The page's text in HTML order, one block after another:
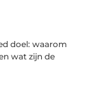
doel: waarom
wat zijn de